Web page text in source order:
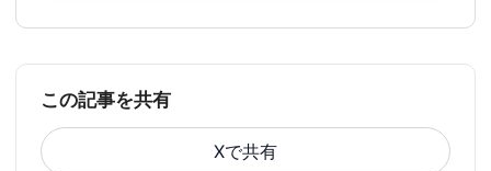
この記事を共有
Xで共有